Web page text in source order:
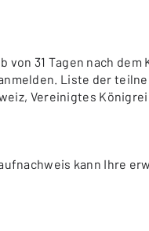
31 Tagen nach dem
Liste der
Vereinigtes
kann Ihre